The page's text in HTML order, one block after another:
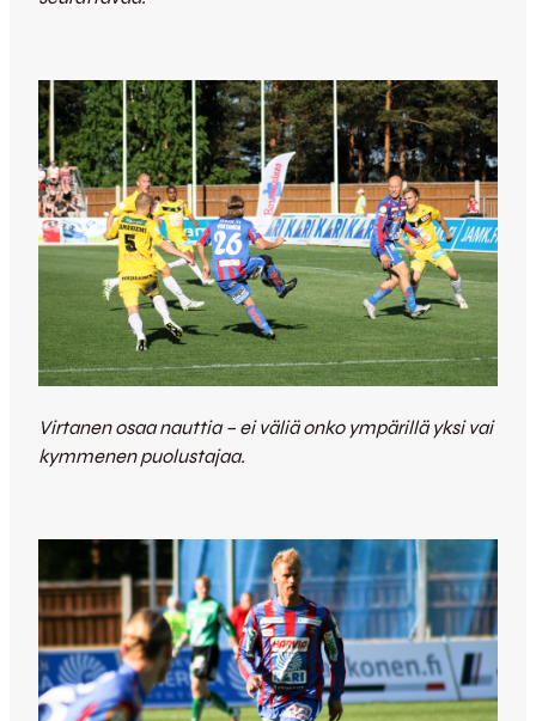
Virtanen osaa nauttia – ei väliä onko ympärillä yksi vai
kymmenen puolustajaa.